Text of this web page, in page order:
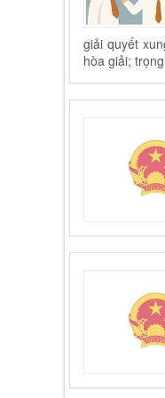
giải quyết
hòa giải;